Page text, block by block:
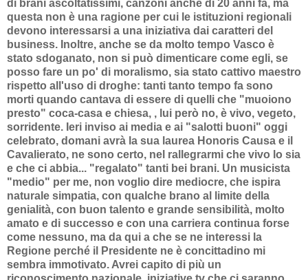
di brani ascoltatissimi, canzoni anche di 20 anni fa, ma
questa non è una ragione per cui le istituzioni regionali
devono interessarsi a una iniziativa dai caratteri del
business. Inoltre, anche se da molto tempo Vasco è
stato sdoganato, non si può dimenticare come egli, se
posso fare un po' di moralismo, sia stato cattivo maestro
rispetto all'uso di droghe: tanti tanto tempo fa sono
morti quando cantava di essere di quelli che "muoiono
presto" coca-casa e chiesa, , lui però no, è vivo, vegeto,
sorridente. Ieri inviso ai media e ai "salotti buoni" oggi
celebrato, domani avrà la sua laurea Honoris Causa e il
Cavalierato, ne sono certo, nel rallegrarmi che vivo lo sia
e che ci abbia... "regalato" tanti bei brani. Un musicista
"medio" per me, non voglio dire mediocre, che ispira
naturale simpatia, con qualche brano al limite della
genialità, con buon talento e grande sensibilità, molto
amato e di successo e con una carriera continua forse
come nessuno, ma da qui a che se ne interessi la
Regione perché il Presidente ne è concittadino mi
sembra immotivato. Avrei capito di più un